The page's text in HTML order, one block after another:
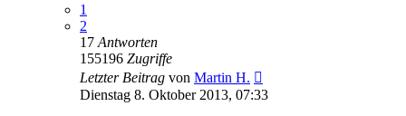
1
2
17 Antworten
155196 Zugriffe
Letzter Beitrag von Martin H.
Dienstag 8. Oktober 2013, 07:33